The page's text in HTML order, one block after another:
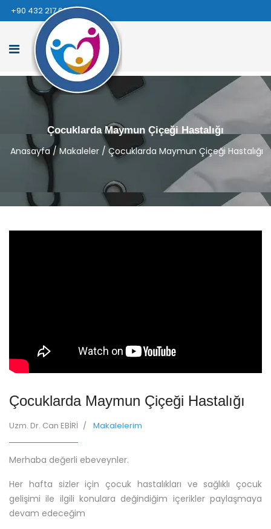
+90 432 217 66 66
Çocuklarda Maymun Çiçeği Hastalığı
Anasayfa / Makaleler / Çocuklarda Maymun Çiçeği Hastalığı
Çocuklarda Maymun Çiçeği Hastalığı
Uzm. Dr. Can EBİRİ Makalelerim
Merhaba değerli ebeveynler.
Her hafta sizler için çocuk hastalıkları ve sağlıklı çocuk
gelişimi ile ilgili konulara değindiğim içerikler paylaşmaya
devam edeceğim